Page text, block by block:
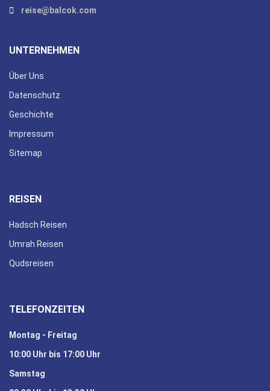
reise@balcok.com
UNTERNEHMEN
Über Uns
Datenschutz
Geschichte
Impressum
Sitemap
REISEN
Hadsch Reisen
Umrah Reisen
Qudsreisen
TELEFONZEITEN
Montag - Freitag
10:00 Uhr bis 17:00 Uhr
Samstag